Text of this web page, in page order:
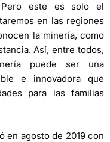
Pero este es solo el
en las regiones
la minería, como
Así, entre todos,
puede ser una
e innovadora que
para las familias
en agosto de 2019 con